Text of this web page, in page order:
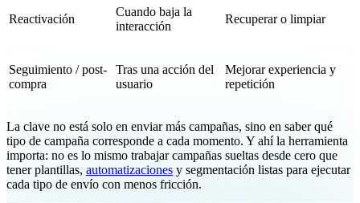
Reactivación
Cuando baja la
interacción
Recuperar o limpiar
Seguimiento / post-
compra
Tras una acción del
usuario
Mejorar experiencia y
repetición
La clave no está solo en enviar más campañas, sino en saber qué
tipo de campaña corresponde a cada momento. Y ahí la herramienta
importa: no es lo mismo trabajar campañas sueltas desde cero que
tener plantillas, automatizaciones y segmentación listas para ejecutar
cada tipo de envío con menos fricción.